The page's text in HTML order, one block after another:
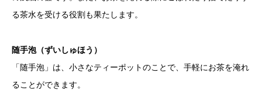
る茶水を受ける役割も果たします。
随手泡（ずいしゅほう）
「随手泡」は、小さなティーポットのことで、手軽にお茶を淹れ
ることができます。